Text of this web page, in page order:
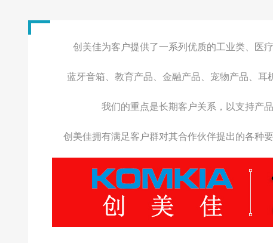
投影仪、收银机
物联网智能类产品
创美佳为客户提供了一系列优质的工业类、医
蓝牙音箱、教育产品、金融产品、宠物产品、耳
我们的重点是长期客户关系，以支持产
创美佳拥有满足客户群对其合作伙伴提出的各种